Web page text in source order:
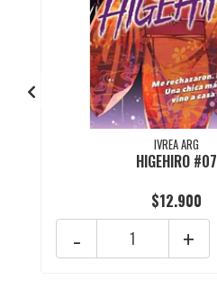
IVREA ARG
HIGEHIRO #07
$12.900
+
-